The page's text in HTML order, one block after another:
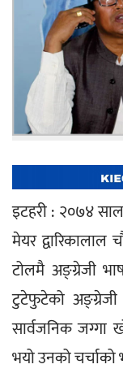
इटहरी : २०७४
मेयर
टोलमै अङ्ग्रेजी
टुटेफुटेको
सार्वजनिक
भयो उनको चर्चाको